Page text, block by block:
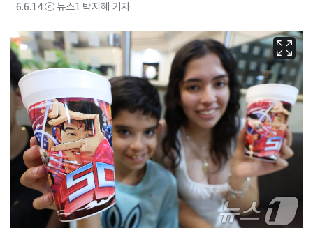
6.6.14 ⓒ 뉴스1 박지혜 기자